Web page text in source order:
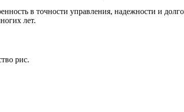
в точности управления, надежности и
лет.